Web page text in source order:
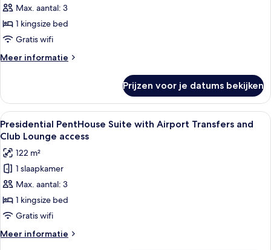
Suite
with
Airport
Transfers
and
Lounge
access
laden
Max. aantal: 3
1 kingsize bed
Gratis wifi
Meer informatie
Meer
Bedroom
Suite
with
Airport
and
Club
Lounge
access
Prijzen voor je datums bekijken
Alle
foto's
voor
Presidential
PentHouse
Suite
with
Airport
Transfers
and
Een moderne woonkamer met een
13
Presidential PentHouse Suite with Airport Transfers and
Club Lounge access
122 m²
1 slaapkamer
Max. aantal: 3
1 kingsize bed
Gratis wifi
Meer informatie
Meer